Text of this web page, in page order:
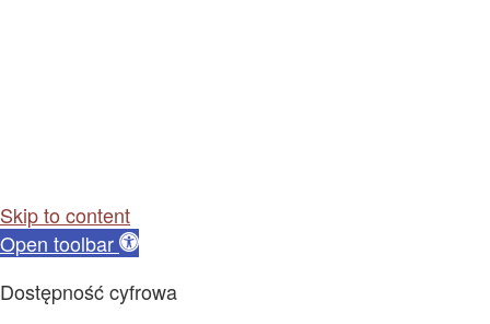
Skip to content
Open toolbar
Dostępność cyfrowa